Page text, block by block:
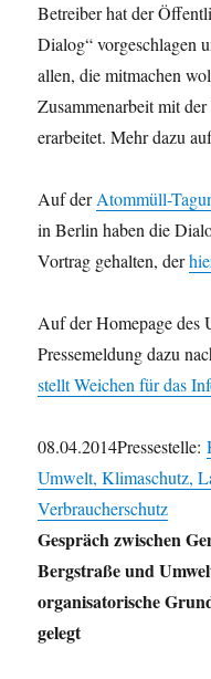
Betreiber hat der
Dialog“ vorgeschlagen
allen, die mitmachen
Zusammenarbeit mit
erarbeitet. Mehr dazu
Auf derAtommüll-
in Berlin haben die
Vortrag gehalten, der
Auf der Homepage des
Pressemeldung dazu
stellt Weichen für das
08.04.2014Pressestelle:
Umwelt, Klimaschutz,
Verbraucherschutz
Gespräch zwischen
Bergstraße und
organisatorische
gelegt